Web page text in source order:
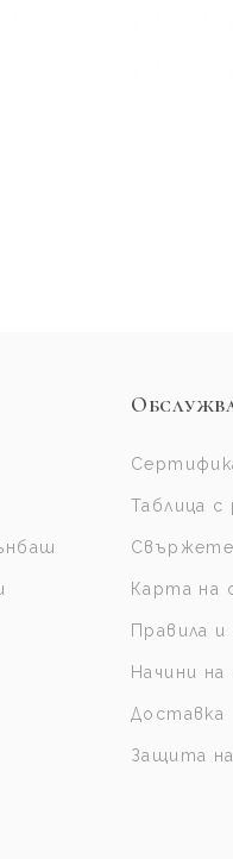
Таблица с
Свържете
Карта на
Правила и
Начини на
Доставка
Защита